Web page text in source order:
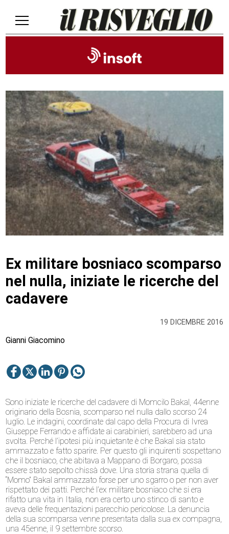
19 DICEMBRE 2016
Ex militare bosniaco scomparso
nel nulla, iniziate le ricerche del
cadavere
Gianni Giacomino
Sono iniziate le ricerche del cadavere di Momcilo Bakal, 44enne
originario della Bosnia, scomparso nel nulla dallo scorso 24
luglio. Le indagini, coordinate dal capo della Procura di Ivrea
Giuseppe Ferrando e affidate ai carabinieri, sarebbero ad una
svolta. Perché l’ipotesi più inquietante è che Bakal sia stato
ammazzato e fatto sparire. Per questo gli inquirenti sospettano
che il bosniaco, che abitava a Mappano di Borgaro, possa
essere stato sepolto chissà dove. Una storia strana quella di
“Momo” Bakal ammazzato forse per uno sgarro o per non aver
rispettato dei patti. Perché l’ex militare bosniaco che si era
rifatto una vita in Italia, non era certo uno stinco di santo e
aveva delle frequentazioni parecchio pericolose. La denuncia
della sua scomparsa venne presentata dalla sua ex compagna,
una 45enne, il 9 settembre scorso.